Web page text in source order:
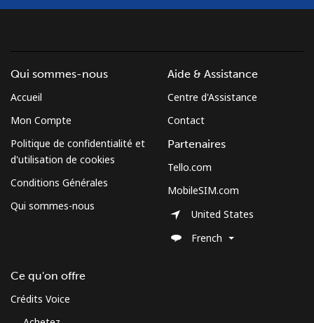
Login
ou
Qui sommes-nous
Accueil
Mon Compte
Politique de confidentialité et
d'utilisation de cookies
Conditions Générales
Qui sommes-nous
Ce qu'on offre
Crédits Voice
Aide & Assistance
Centre d'Assistance
Contact
Partenaires
Tello.com
MobileSIM.com
United States
French